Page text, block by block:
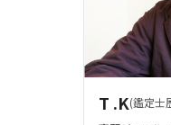
T .K(鑑定士